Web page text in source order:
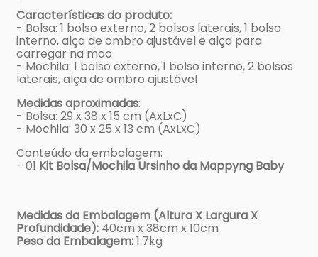
Características do produto:
- Bolsa: 1 bolso externo, 2 bolsos laterais, 1 bolso
interno, alça de ombro ajustável e alça para
carregar na mão
- Mochila: 1 bolso externo, 1 bolso interno, 2 bolsos
laterais, alça de ombro ajustável
Medidas aproximadas:
- Bolsa: 29 x 38 x 15 cm (AxLxC)
- Mochila: 30 x 25 x 13 cm (AxLxC)
Conteúdo da embalagem:
- 01 Kit Bolsa/Mochila Ursinho da Mappyng Baby
Medidas da Embalagem (Altura X Largura X
Profundidade): 40cm x 38cm x 10cm
Peso da Embalagem:1.7kg